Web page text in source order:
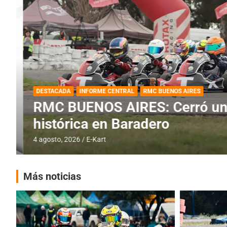
DESTACADA INFORME CENTRAL RMC BUENOS AIRES
RMC BUENOS AIRES: Cerró
histórica en Baradero
4 agosto, 2026 E-Kart
Más noticias